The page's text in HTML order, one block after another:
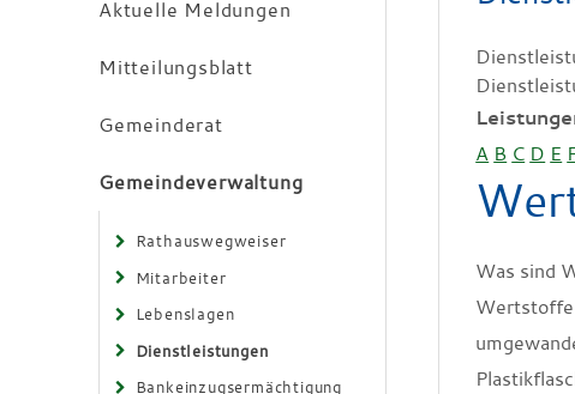
Aktuelle Meldungen
Mitteilungsblatt
Gemeinderat
Gemeindeverwaltung
Rathauswegweiser
Mitarbeiter
Lebenslagen
Dienstleistungen
Bankeinzugsermächtigung
A B C D E
Was sind
Wertstoffe